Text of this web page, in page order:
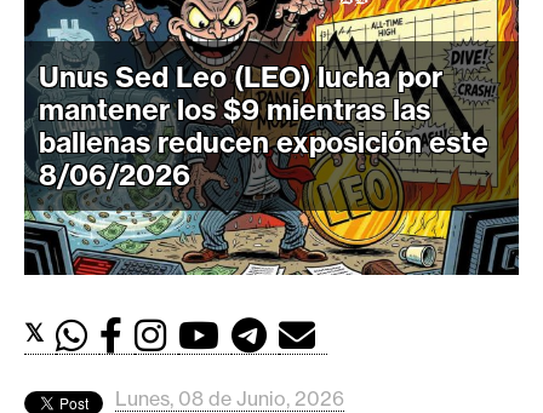
C
r
i
p
t
o
M
e
r
d
Unus Sed Leo (LEO) lucha por
mantener los $9 mientras las
ballenas reducen exposición este
8/06/2026
𝕏
Lunes, 08 de Junio, 2026